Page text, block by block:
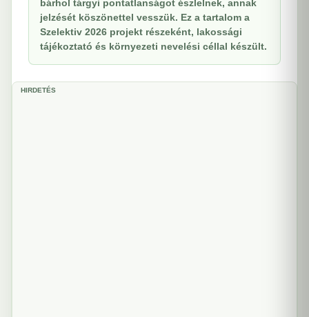
bárhol tárgyi pontatlanságot észlelnek, annak
jelzését köszönettel vesszük. Ez a tartalom a
Szelektiv 2026 projekt részeként, lakossági
tájékoztató és környezeti nevelési céllal készült.
HIRDETÉS